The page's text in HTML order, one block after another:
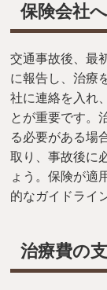
保険会社
交通事故後、最
に報告し、治療
社に連絡を入れ
とが重要です。
る必要がある場
取り、事故後に
ょう。保険が適
的なガイドライ
治療費の